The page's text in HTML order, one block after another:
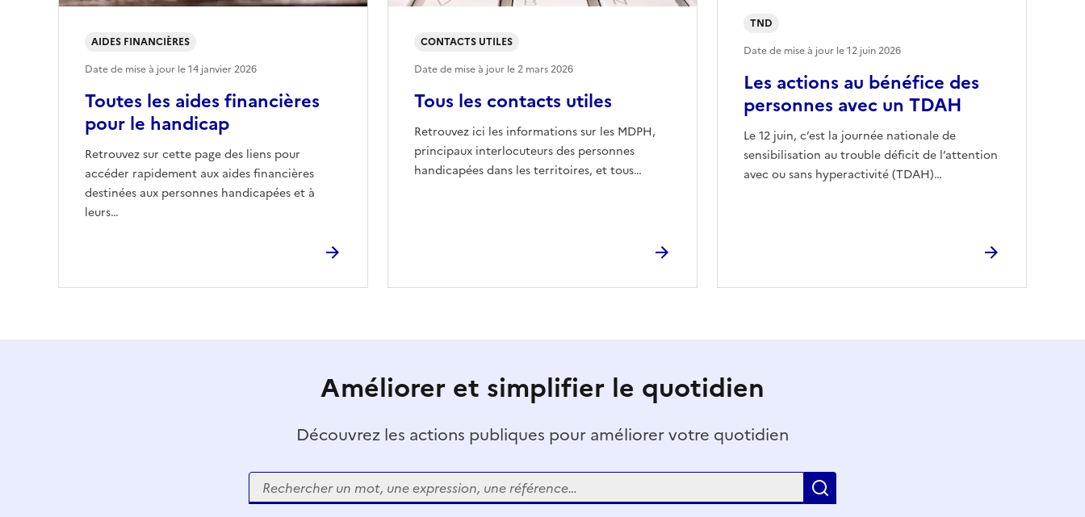
Toutes les aides financières
pour le handicap
Retrouvez sur cette page des liens pour
accéder rapidement aux aides financières
destinées aux personnes handicapées et à
leurs…
AIDES FINANCIÈRES
Date de mise à jour le14 janvier 2026
Tous les contacts utiles
Retrouvez ici les informations sur les MDPH,
principaux interlocuteurs des personnes
handicapées dans les territoires, et tous…
CONTACTS UTILES
Date de mise à jour le2 mars 2026
Les actions au bénéfice des
personnes avec un TDAH
Le 12 juin, c’est la journée nationale de
sensibilisation au trouble déficit de l’attention
avec ou sans hyperactivité (TDAH)…
TND
Date de mise à jour le12 juin 2026
Améliorer et simplifier le quotidien
Découvrez les actions publiques pour améliorer votre quotidien
Rechercher